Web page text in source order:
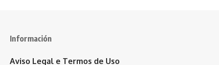
Información
Aviso Legal e Termos de Uso